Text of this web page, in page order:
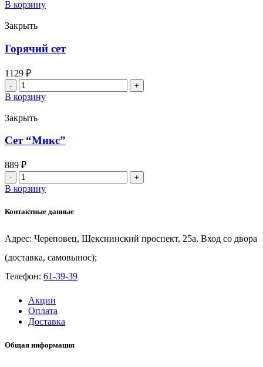
товара
Сет
"Мега
Хот"
В корзину
Закрыть
Горячий сет
1129 ₽
Количество
товара
Горячий
сет
В корзину
Закрыть
Сет “Микс”
889 ₽
Количество
товара
Сет
В корзину
Контактные данные
Адрес: Череповец, Шекснинский проспект, 25а. Вход со двора
(доставка, самовынос);
Телефон: 61-39-39
Акции
Оплата
Доставка
Общая информация